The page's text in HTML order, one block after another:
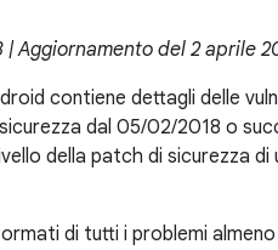
Aggiornamento del 2 aprile
contiene dettagli delle
dal 05/02/2018 o
della patch di sicurezza di
di tutti i problemi